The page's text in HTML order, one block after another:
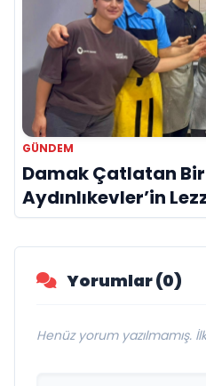
GÜNDEM
Damak Çatlatan
Aydınlıkevler’in
Damak
Yorumlar (0)
Henüz yorum yazılmamış.